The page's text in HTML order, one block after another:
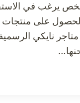
يرغب في
على منتجات
نايكي